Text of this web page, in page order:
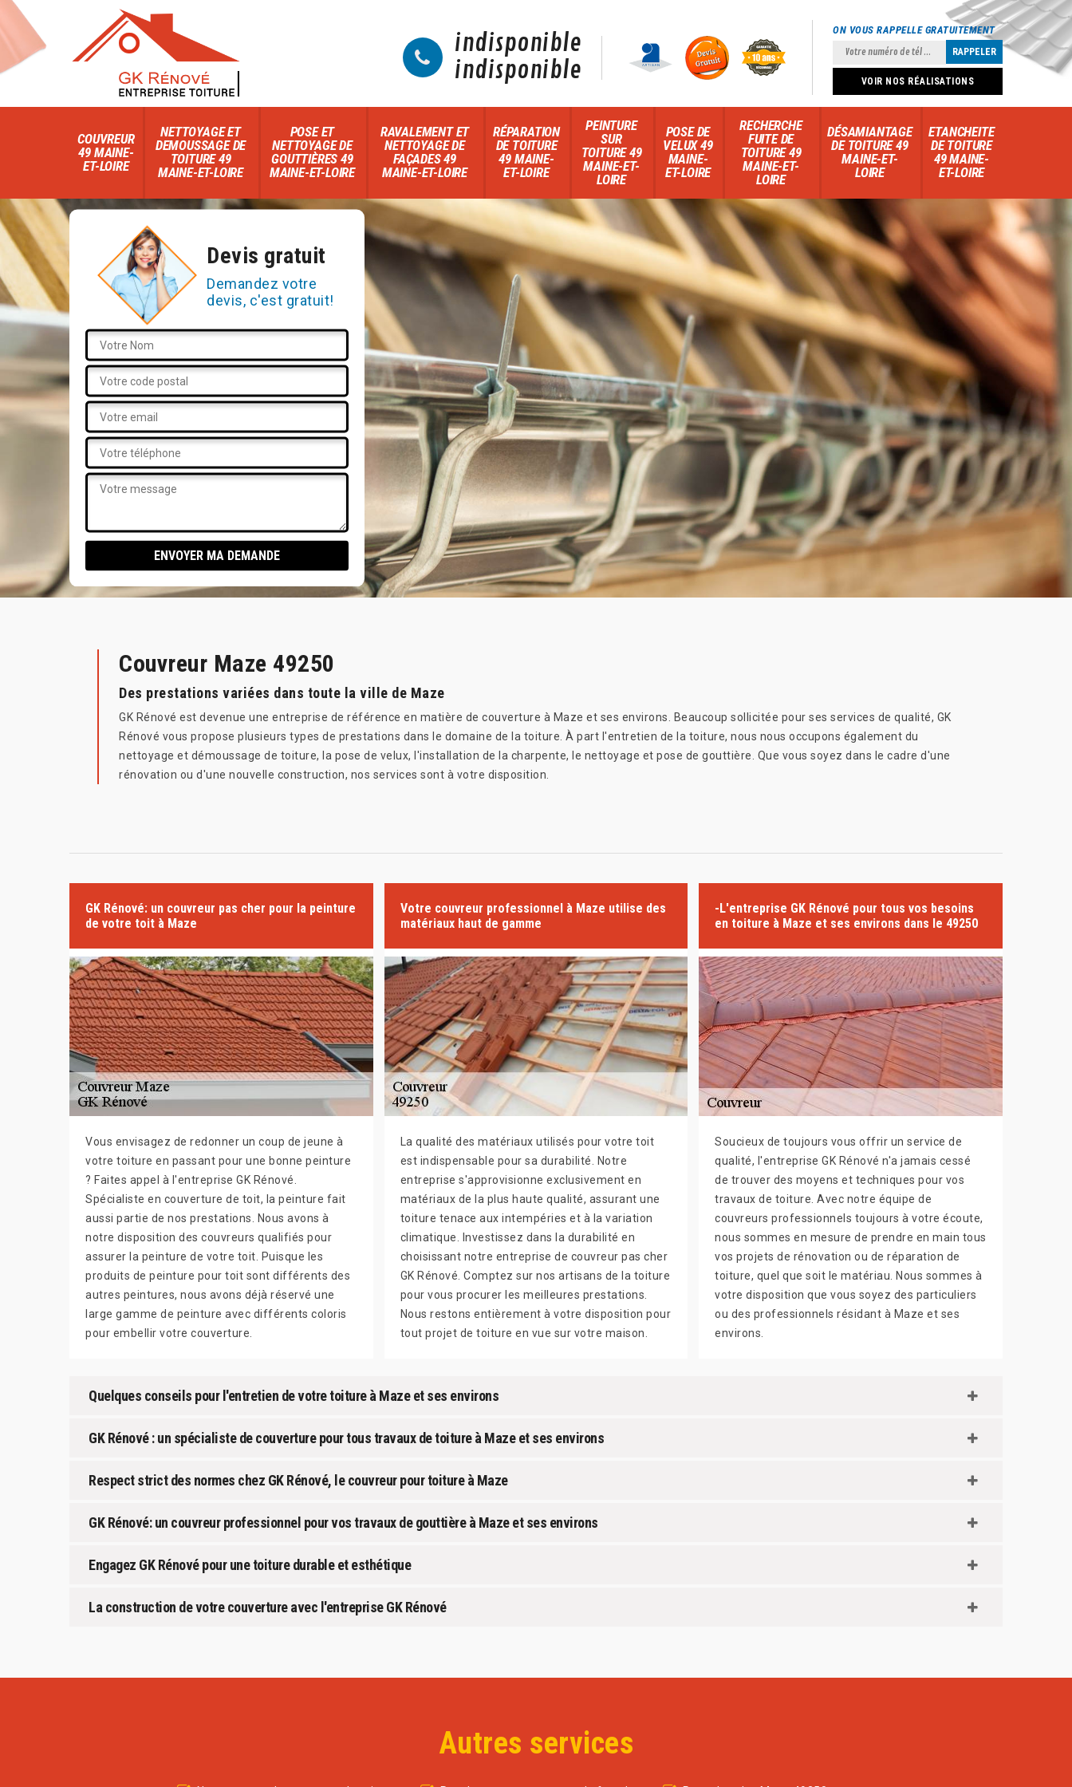
indisponible
indisponible
ON VOUS RAPPELLE GRATUITEMENT
VOIR NOS RÉALISATIONS
COUVREUR
49 MAINE-
ET-LOIRE
NETTOYAGE ET
DEMOUSSAGE DE
TOITURE 49
MAINE-ET-LOIRE
POSE ET
NETTOYAGE DE
GOUTTIÈRES 49
MAINE-ET-LOIRE
RAVALEMENT ET
NETTOYAGE DE
FAÇADES 49
MAINE-ET-LOIRE
RÉPARATION
DE TOITURE
49 MAINE-
ET-LOIRE
PEINTURE
SUR
TOITURE 49
MAINE-ET-
LOIRE
POSE DE
VELUX 49
MAINE-
ET-LOIRE
RECHERCHE
FUITE DE
TOITURE 49
MAINE-ET-
LOIRE
DÉSAMIANTAGE
DE TOITURE 49
MAINE-ET-
LOIRE
ETANCHEITE
DE TOITURE
49 MAINE-
ET-LOIRE
Devis gratuit
Demandez votre
devis, c'est gratuit!
Couvreur Maze 49250
Des prestations variées dans toute la ville de Maze
GK Rénové est devenue une entreprise de référence en matière de couverture à Maze et ses environs. Beaucoup sollicitée pour ses services de qualité, GK
Rénové vous propose plusieurs types de prestations dans le domaine de la toiture. À part l'entretien de la toiture, nous nous occupons également du
nettoyage et démoussage de toiture, la pose de velux, l'installation de la charpente, le nettoyage et pose de gouttière. Que vous soyez dans le cadre d'une
rénovation ou d'une nouvelle construction, nos services sont à votre disposition.
GK Rénové: un couvreur pas cher pour la peinture
de votre toit à Maze
Vous envisagez de redonner un coup de jeune à
votre toiture en passant pour une bonne peinture
? Faites appel à l'entreprise GK Rénové.
Spécialiste en couverture de toit, la peinture fait
aussi partie de nos prestations. Nous avons à
notre disposition des couvreurs qualifiés pour
assurer la peinture de votre toit. Puisque les
produits de peinture pour toit sont différents des
autres peintures, nous avons déjà réservé une
large gamme de peinture avec différents coloris
pour embellir votre couverture.
Votre couvreur professionnel à Maze utilise des
matériaux haut de gamme
La qualité des matériaux utilisés pour votre toit
est indispensable pour sa durabilité. Notre
entreprise s'approvisionne exclusivement en
matériaux de la plus haute qualité, assurant une
toiture tenace aux intempéries et à la variation
climatique. Investissez dans la durabilité en
choisissant notre entreprise de couvreur pas cher
GK Rénové. Comptez sur nos artisans de la toiture
pour vous procurer les meilleures prestations.
Nous restons entièrement à votre disposition pour
tout projet de toiture en vue sur votre maison.
-L'entreprise GK Rénové pour tous vos besoins
en toiture à Maze et ses environs dans le 49250
Soucieux de toujours vous offrir un service de
qualité, l'entreprise GK Rénové n'a jamais cessé
de trouver des moyens et techniques pour vos
travaux de toiture. Avec notre équipe de
couvreurs professionnels toujours à votre écoute,
nous sommes en mesure de prendre en main tous
vos projets de rénovation ou de réparation de
toiture, quel que soit le matériau. Nous sommes à
votre disposition que vous soyez des particuliers
ou des professionnels résidant à Maze et ses
environs.
Quelques conseils pour l'entretien de votre toiture à Maze et ses environs
GK Rénové : un spécialiste de couverture pour tous travaux de toiture à Maze et ses environs
Respect strict des normes chez GK Rénové, le couvreur pour toiture à Maze
GK Rénové: un couvreur professionnel pour vos travaux de gouttière à Maze et ses environs
Engagez GK Rénové pour une toiture durable et esthétique
La construction de votre couverture avec l'entreprise GK Rénové
Autres services